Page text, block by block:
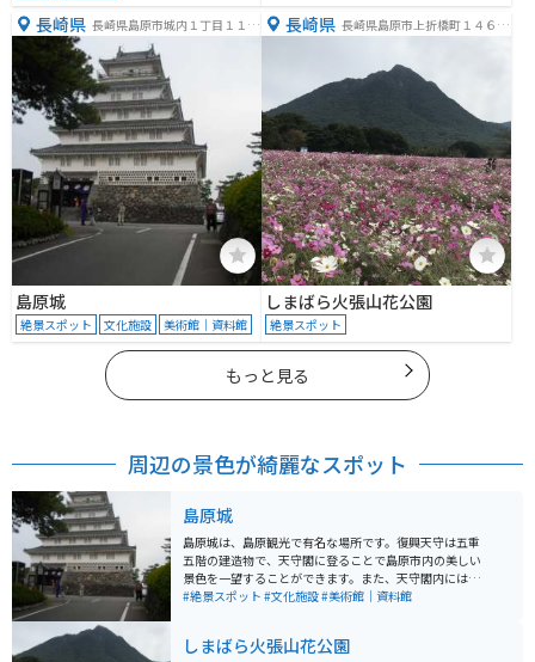
長崎県 長崎県島原市城内１丁目１１８
３−１
島原城
絶景スポット 文化施設 美術館｜資料館
長崎県 長崎県島原市上折橋町１４６５
しまばら火張山花公園
絶景スポット
もっと見る
周辺の景色が綺麗なスポット
島原城
島原城は、島原観光で有名な場所です。復興天守は五重
五階の建造物で、天守閣に登ることで島原市内の美しい
景色を一望することができます。また、天守閣内にはキ
リシタン史料館、観光復興記念館、西望記念館があり、
隊が案内することもあります。
#絶景スポット #文化施設#美術館｜資料館
しまばら火張山花公園